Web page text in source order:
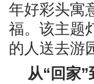
年好彩头寓
福。该主题
的人送去游
从“回家”